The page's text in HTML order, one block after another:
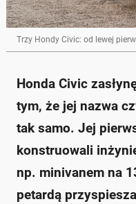
Trzy Hondy Civic: od lewej
Honda Civic
tym, że jej nazwa
tak samo. Jej
konstruowali
np. minivanem na
petardą